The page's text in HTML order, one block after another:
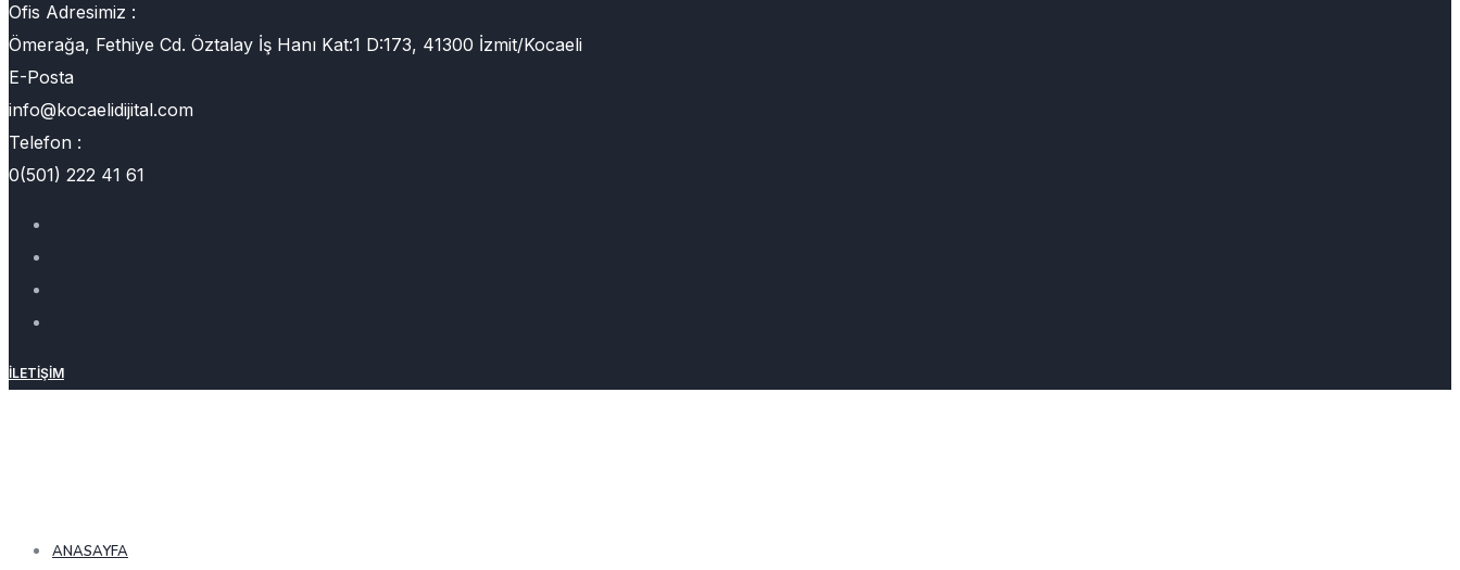
Ofis Adresimiz :
Ömerağa, Fethiye Cd. Öztalay İş Hanı Kat:1 D:173, 41300 İzmit/Kocaeli
E-Posta
info@kocaelidijital.com
Telefon :
0(501) 222 41 61
İLETIŞIM
ANASAYFA